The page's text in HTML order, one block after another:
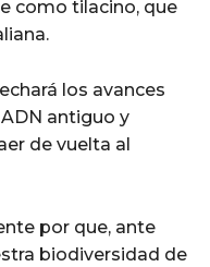
como tilacino, que
los avances
antiguo y
de vuelta al
por que, ante
biodiversidad de